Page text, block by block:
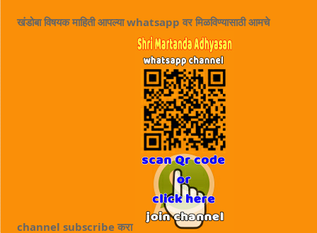
खंडोबा विषयक माहिती आपल्या whatsapp वर मिळविण्यासाठी आमचे
channel subscribe करा